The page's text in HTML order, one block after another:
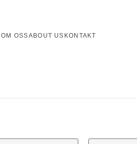
OM OSSABOUT US KONTAKT